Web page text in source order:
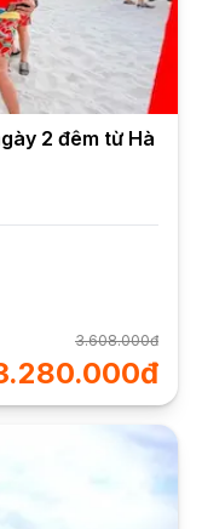
2 đêm từ Hà
3.608.000đ